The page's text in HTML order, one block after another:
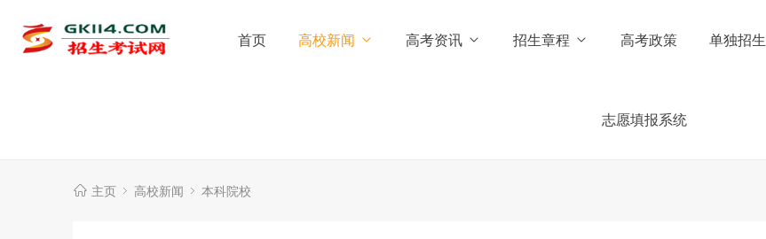
首页 高校新闻 高考资讯 招生章程 高考政策 单独招生
志愿填报系统
主页 高校新闻 本科院校